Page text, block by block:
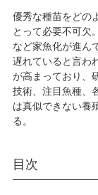
優秀な種苗をどの
とって必要不可欠
など家魚化が進ん
遅れていると言わ
が高まっており、
技術、注目魚種、
は真似できない養
る。
目次